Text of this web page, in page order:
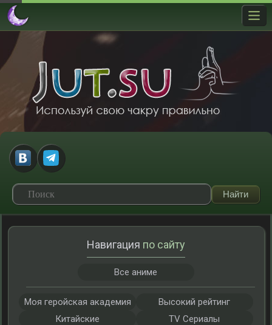
Навигация по сайту
Все аниме
Моя геройская академия
Высокий рейтинг
Китайские
TV Сериалы